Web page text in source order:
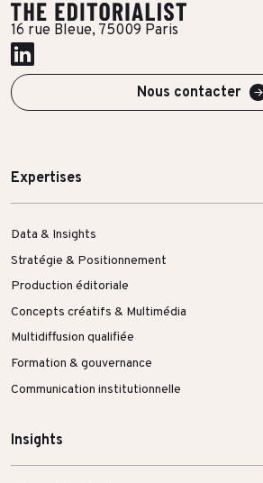
16 rue Bleue, 75009 Paris
Nous contacter
Expertises
Data & Insights
Stratégie & Positionnement
Production éditoriale
Concepts créatifs & Multimédia
Multidiffusion qualifiée
Formation & gouvernance
Communication institutionnelle
Insights